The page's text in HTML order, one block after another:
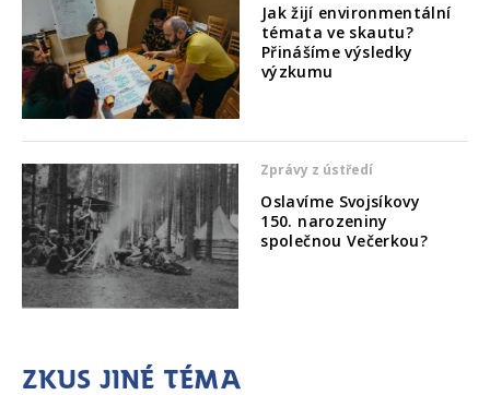
Jak žijí environmentální
témata ve skautu?
Přinášíme výsledky
výzkumu
Zprávy z ústředí
Oslavíme Svojsíkovy
150. narozeniny
společnou Večerkou?
Zkus jiné téma